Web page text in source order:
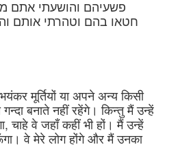
פשעיהם והושעתי אתם
חטאו בהם וטהרתי אותם
मूर्तियों या अपने अन्य किसी
बनाते नहीं रहेंगे। किन्तु मैं उन्हें
चाहे वे जहाँ कहीं भी हों। मैं उन्हें
वे मेरे लोग होंगे और मैं उनका